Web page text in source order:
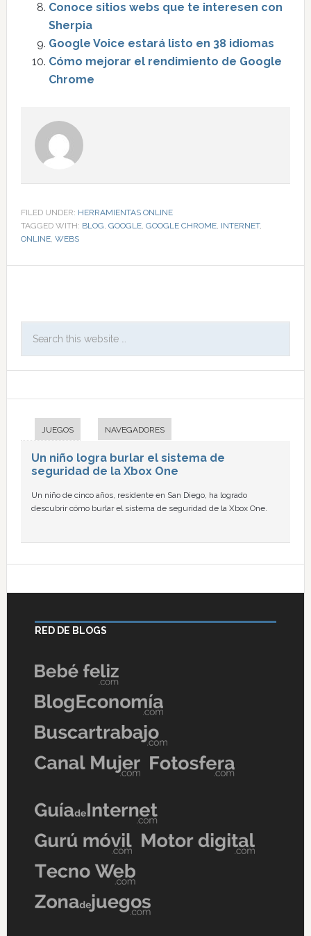
Conoce sitios webs que te interesen con
Sherpia
Google Voice estará listo en 38 idiomas
Cómo mejorar el rendimiento de Google
Chrome
FILED UNDER: HERRAMIENTAS ONLINE
TAGGED WITH: BLOG, GOOGLE, GOOGLE CHROME, INTERNET,
ONLINE, WEBS
JUEGOS NAVEGADORES
Un niño logra burlar el sistema de
seguridad de la Xbox One
Un niño de cinco años, residente en San Diego, ha logrado
descubrir cómo burlar el sistema de seguridad de la Xbox One.
RED DE BLOGS